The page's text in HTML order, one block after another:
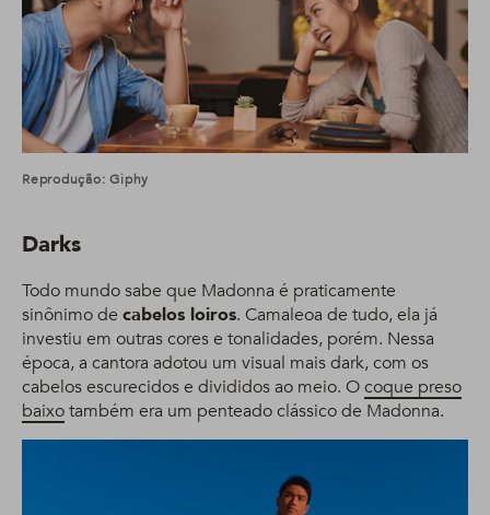
Reprodução: Giphy
Darks
Todo mundo sabe que Madonna é praticamente
sinônimo de cabelos loiros. Camaleoa de tudo, ela já
investiu em outras cores e tonalidades, porém. Nessa
época, a cantora adotou um visual mais dark, com os
cabelos escurecidos e divididos ao meio. Ocoque preso
baixotambém era um penteado clássico de Madonna.